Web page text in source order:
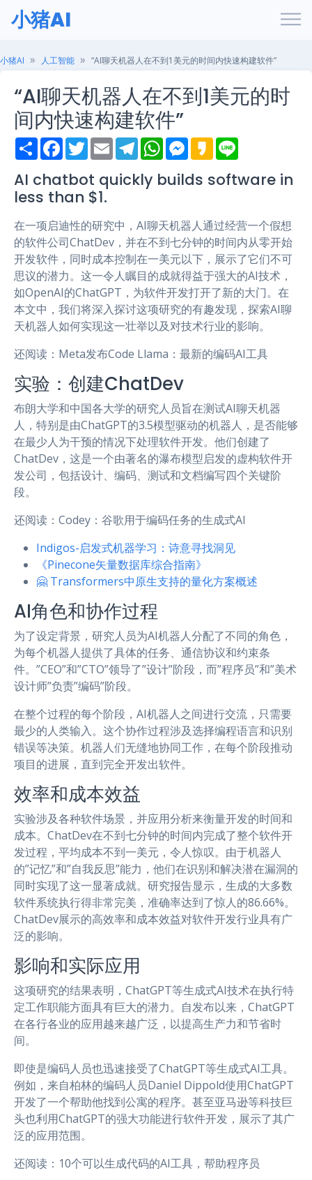
小猪AI
小猪AI 人工智能 “AI聊天机器人在不到1美元的时间内快速构建软件”
“AI聊天机器人在不到1美元的时
间内快速构建软件”
S
h
r
e
F
a
e
b
o
k
T
w
t
t
e
E
m
l
T
e
e
g
m
W
h
t
s
p
M
e
s
e
e
r
K
a
a
o
e
AI chatbot quickly builds software in
less than $1.
在一项启迪性的研究中，AI聊天机器人通过经营一个假想
的软件公司ChatDev，并在不到七分钟的时间内从零开始
开发软件，同时成本控制在一美元以下，展示了它们不可
思议的潜力。这一令人瞩目的成就得益于强大的AI技术，
如OpenAI的ChatGPT，为软件开发打开了新的大门。在
本文中，我们将深入探讨这项研究的有趣发现，探索AI聊
天机器人如何实现这一壮举以及对技术行业的影响。
还阅读：Meta发布Code Llama：最新的编码AI工具
实验：创建ChatDev
布朗大学和中国各大学的研究人员旨在测试AI聊天机器
人，特别是由ChatGPT的3.5模型驱动的机器人，是否能够
在最少人为干预的情况下处理软件开发。他们创建了
ChatDev，这是一个由著名的瀑布模型启发的虚构软件开
发公司，包括设计、编码、测试和文档编写四个关键阶
段。
还阅读：Codey：谷歌用于编码任务的生成式AI
Indigos-启发式机器学习：诗意寻找洞见
《Pinecone矢量数据库综合指南》
🤗 Transformers中原生支持的量化方案概述
AI角色和协作过程
为了设定背景，研究人员为AI机器人分配了不同的角色，
为每个机器人提供了具体的任务、通信协议和约束条
件。”CEO”和”CTO”领导了”设计”阶段，而”程序员”和”美术
设计师”负责”编码”阶段。
在整个过程的每个阶段，AI机器人之间进行交流，只需要
最少的人类输入。这个协作过程涉及选择编程语言和识别
错误等决策。机器人们无缝地协同工作，在每个阶段推动
项目的进展，直到完全开发出软件。
效率和成本效益
实验涉及各种软件场景，并应用分析来衡量开发的时间和
成本。ChatDev在不到七分钟的时间内完成了整个软件开
发过程，平均成本不到一美元，令人惊叹。由于机器人
的”记忆”和”自我反思”能力，他们在识别和解决潜在漏洞的
同时实现了这一显著成就。研究报告显示，生成的大多数
软件系统执行得非常完美，准确率达到了惊人的86.66%。
ChatDev展示的高效率和成本效益对软件开发行业具有广
泛的影响。
影响和实际应用
这项研究的结果表明，ChatGPT等生成式AI技术在执行特
定工作职能方面具有巨大的潜力。自发布以来，ChatGPT
在各行各业的应用越来越广泛，以提高生产力和节省时
间。
即使是编码人员也迅速接受了ChatGPT等生成式AI工具。
例如，来自柏林的编码人员Daniel Dippold使用ChatGPT
开发了一个帮助他找到公寓的程序。甚至亚马逊等科技巨
头也利用ChatGPT的强大功能进行软件开发，展示了其广
泛的应用范围。
还阅读：10个可以生成代码的AI工具，帮助程序员